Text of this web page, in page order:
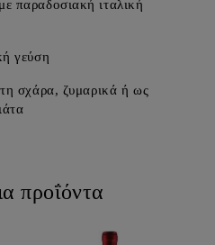
παραδοσιακή ιταλική
γεύση
σχάρα, ζυμαρικά ή ως
προΐόντα